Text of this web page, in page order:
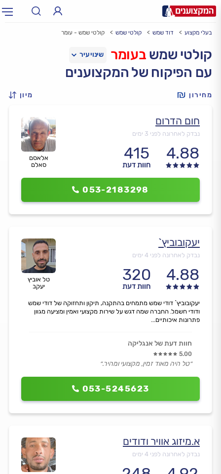
עירעיר: תל אביב, חיפה…
בעלי מקצוע דוד שמש קולטי שמש קולטי שמש - עומר
קולטי שמש בעומר
עם הפיקוח של המקצוענים
מחירון מיון
אלאסם
סאלם
חום הדרום
נבדק לאחרונה לפני 3 ימים
4.88
415
חוות דעת
053-2183298
טל אוביץ
יעקב
יעקובוביץ`
נבדק לאחרונה לפני 4 ימים
4.88
320
חוות דעת
053-5245623
יעקובוביץ` דודי שמש מתמחים בהתקנה, תיקון ותחזוקה של דודי שמש
ודודי חשמל. החברה שמה דגש על שירות מקצועי ואמין ומציעה מגוון
פתרונות איכותיים...
חוות דעת של אנגליקה
5.00
״טל היה מאוד זמין, מקצועי ומהיר.״
א.מיזוג אוויר ודודים
נבדק לאחרונה לפני 4 ימים